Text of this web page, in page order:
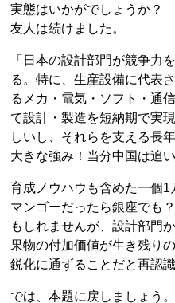
実態はいかがでしょうか？
友人は続けました。
「日本の設計部門が競争力
る。特に、生産設備に代表
るメカ・電気・ソフト・通
て設計・製造を短納期で実
しいし、それらを支える長
大きな強み！当分中国は追
育成ノウハウも含めた一個
マンゴーだったら銀座でも
もしれませんが、設計部門
果物の付加価値が生き残り
鋭化に通ずることだと再認
では、本題に戻しましょう。